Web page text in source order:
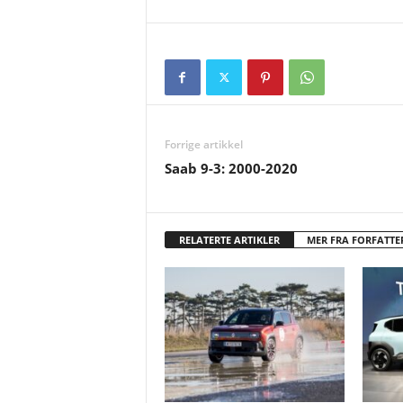
Forrige artikkel
Saab 9-3: 2000-2020
RELATERTE ARTIKLER MER FRA